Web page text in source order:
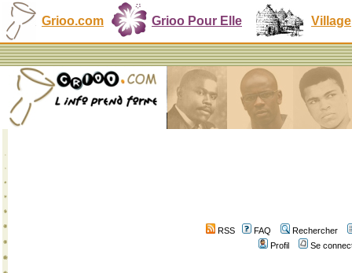
Grioo.com Grioo Pour Elle Village
RSS FAQ
Rechercher
Profil
Se